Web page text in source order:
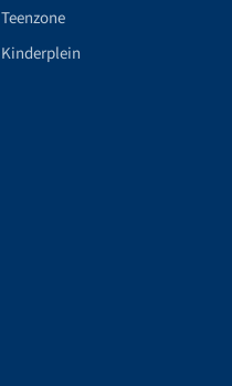
Teenzone
Kinderplein